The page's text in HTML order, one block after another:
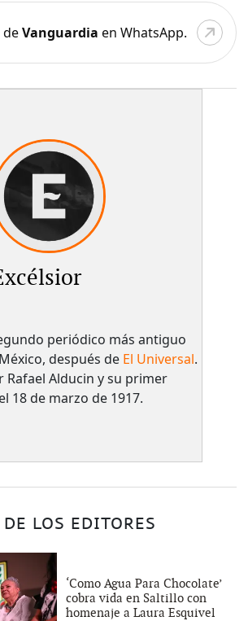
deVanguardia en WhatsApp.
periódico más antiguo
después de El Universal.
Rafael Alducin y su primer
18 de marzo de 1917.
LOS EDITORES
‘Como Agua Para Chocolate’
cobra vida en Saltillo con
homenaje a Laura Esquivel